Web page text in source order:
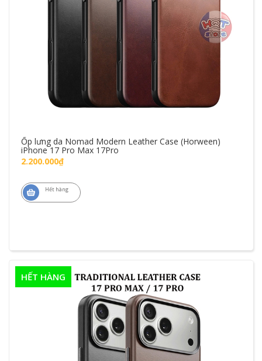
Ốp lưng da Nomad Modern Leather Case (Horween)
iPhone 17 Pro Max 17Pro
2.200.000₫
Hết hàng
HẾT HÀNG